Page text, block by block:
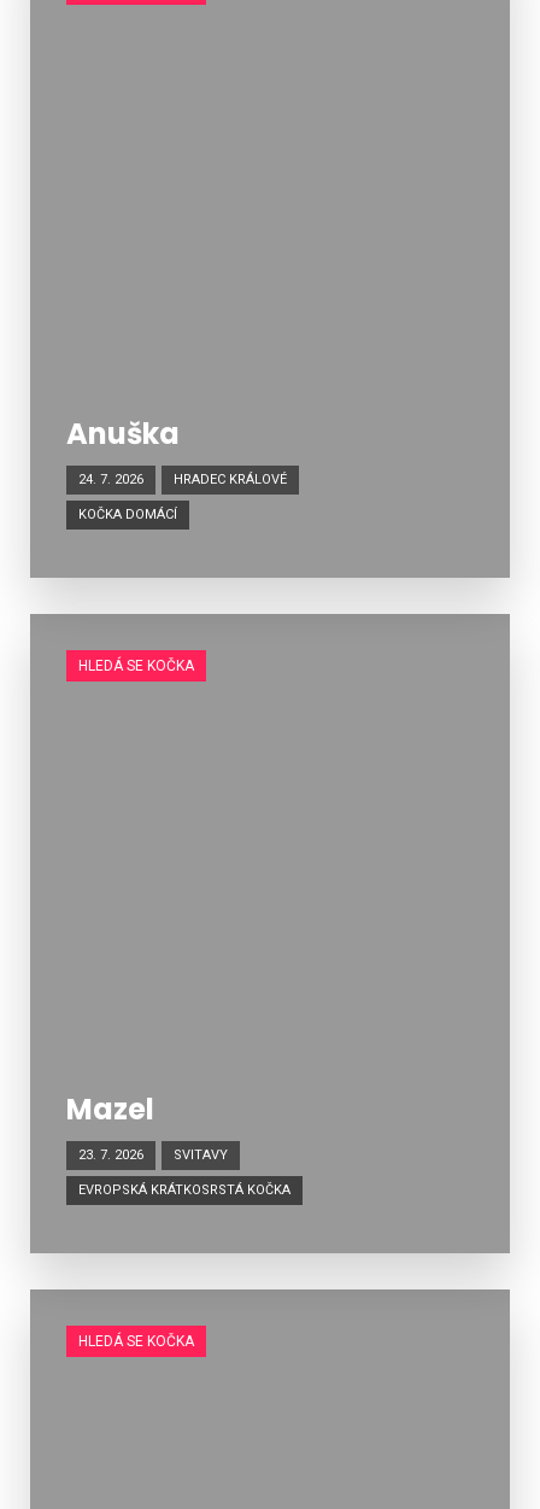
Anuška
24. 7. 2026 HRADEC KRÁLOVÉ
KOČKA DOMÁCÍ
HLEDÁ SE KOČKA
Mazel
23. 7. 2026 SVITAVY
EVROPSKÁ KRÁTKOSRSTÁ KOČKA
HLEDÁ SE KOČKA